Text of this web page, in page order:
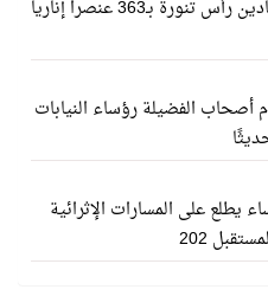
إنارة شوارع وميادين رأس تنورة بـ363 عنصرا إناريا
أصحاب الفضيلة رؤساء النيابات
يطلع على المسارات الإثرائية
202